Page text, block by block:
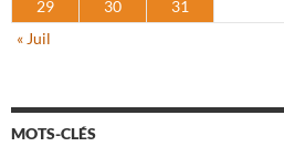
29
30
31
« Juil
MOTS-CLÉS